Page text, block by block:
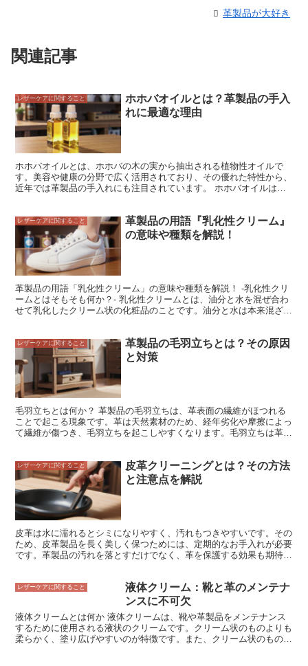
革製品が大好き
関連記事
レザーケアに関すること
ホホバオイルとは？革製品の手入
れに最適な理由
ホホバオイルとは、ホホバの木の実から抽出される植物性オイルで
す。美容や健康の分野で広く活用されており、その優れた特性から、
近年では革製品の手入れにも注目されています。 ホホバオイルは、
に、ホホバオイルは、革の汚れを落とし、輝きを回復させる効果もあ
ります。 そのため、ホホバオイルは、革製品の手入れに最適なオイ
ルとして、多くの人々に愛用されています。
レザーケアに関すること
革製品の用語『乳化性クリーム』
の意味や種類を解説！
革製品の用語「乳化性クリーム」の意味や種類を解説！ -乳化性クリ
ームとはそもそも何か？- 乳化性クリームとは、油分と水を混ぜ合わ
せて乳化したクリーム状の化粧品のことです。油分と水は本来混ざり
化性クリームは、油分の保湿効果と水のさっぱりとした使用感という
両方のメリットを兼ね備えているのが特徴です。また、乳化剤は肌な
じみが良く、伸びが良いので、塗りやすく、肌に負担をかけません。
レザーケアに関すること
革製品の毛羽立ちとは？その原因
と対策
毛羽立ちとは何か？ 革製品の毛羽立ちは、革表面の繊維がほつれる
ことで起こる現象です。革は天然素材のため、経年劣化や摩擦によっ
て繊維が傷つき、毛羽立ちを起こしやすくなります。毛羽立ちは革製
毛羽立った革は汚れや水分を吸収しやすくなるため、シミやカビの原
因にもなります。
レザーケアに関すること
皮革クリーニングとは？その方法
と注意点を解説
皮革は水に濡れるとシミになりやすく、汚れもつきやすいです。その
ため、皮革製品を長く美しく保つためには、定期的なお手入れが必要
です。革製品の汚れを落とすだけでなく、革を保護する効果も期待で
れを拭き取ります。洗剤を使う際は、革製品に直接かけないようにし
ましょう。布やスポンジに洗剤をつけて拭き取ると、革製品を傷めず
い流します。洗い流した後、乾いた布で水分を拭き取ります。革製品
を自然乾燥させると、革が硬くなってしまうので、自然乾燥は避けま
しょう。ドライヤーや扇風機を使って、革製品を乾かします。 革製
レザーケアに関すること
液体クリーム：靴と革のメンテナ
ンスに不可欠
液体クリームとは何か 液体クリームは、靴や革製品をメンテナンス
するために使用される液状のクリームです。クリーム状のものよりも
柔らかく、塗り広げやすいのが特徴です。また、クリーム状のものよ